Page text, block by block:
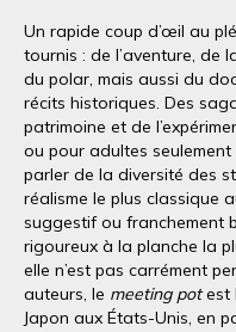
Un rapide coup d’œil au
tournis : de l’aventure, de
du polar, mais aussi du
récits historiques. Des
patrimoine et de
ou pour adultes
parler de la diversité des
réalisme le plus classique
suggestif ou franchement
rigoureux à la planche la
elle n’est pas carrément
auteurs, le meeting potest
Japon aux États-Unis, en